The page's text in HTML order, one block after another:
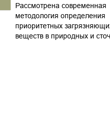
Рассмотрена современная
методология определения
приоритетных
веществ в природных и